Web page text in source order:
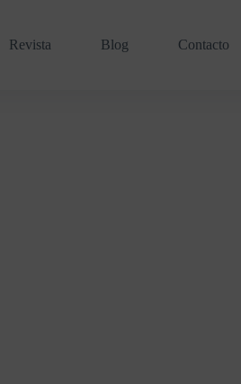
Revista Blog Contacto